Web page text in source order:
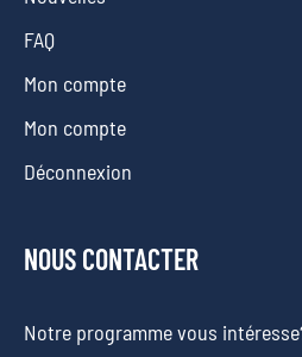
FAQ
Mon compte
Mon compte
Déconnexion
NOUS CONTACTER
Notre programme vous